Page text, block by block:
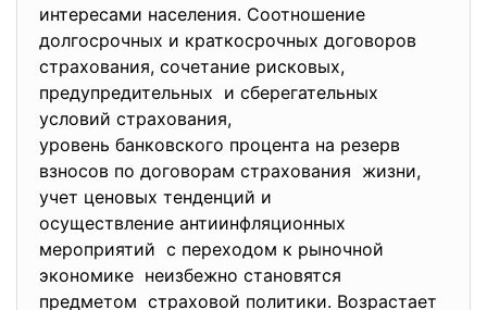
интересами населения. Соотношение
долгосрочных и краткосрочных договоров
страхования, сочетание рисковых,
предупредительных и сберегательных
условий страхования,
уровень банковского процента на резерв
взносов по договорам страхования жизни,
учет ценовых тенденций и
осуществление антиинфляционных
мероприятий с переходом к рыночной
экономике неизбежно становятся
предметом страховой политики. Возрастает